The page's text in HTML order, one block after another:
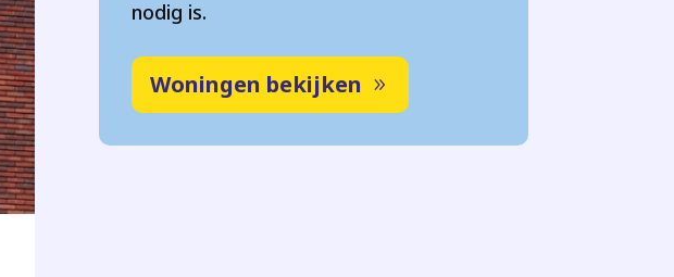
nodig is.
Woningen bekijken